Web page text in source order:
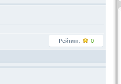
Рейтинг: 0